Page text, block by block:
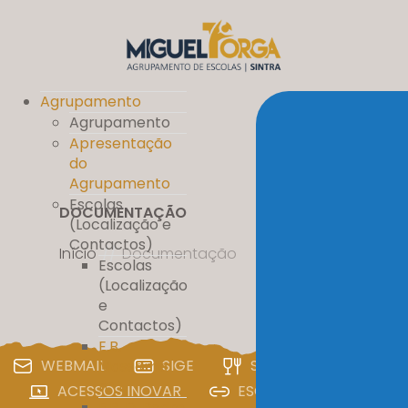
Agrupamento
Agrupamento
Apresentação
do
Agrupamento
Escolas
(Localização e
Contactos)
Escolas
(Localização
e
Contactos)
E.B.
Massamá
nº 1
DOCUMENTAÇÃO
Início //Documentação
WEBMAIL SIGE SIGA
ACESSOS INOVAR
ESCOLA DIGITAL